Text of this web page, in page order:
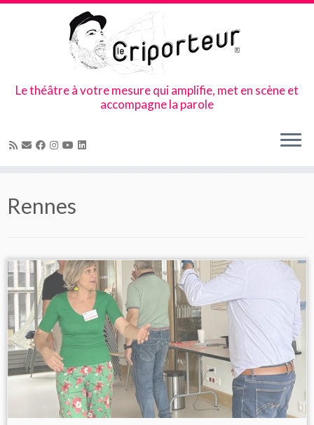
content
Le théâtre à votre mesure qui amplifie, met en scène et
accompagne la parole
Rennes